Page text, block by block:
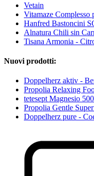
Vetain
Vitamaze Complesso
Hanfred Bastoncini
Alnatura Chili sin
Tisana Armonia -
Nuovi prodotti:
Doppelherz aktiv -
Propolia Relaxing
tetesept Magnesio
Propolia Gentle
Doppelherz pure -